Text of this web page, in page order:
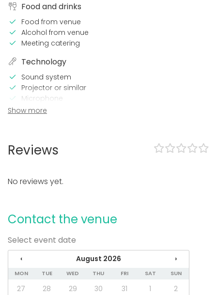
Food and drinks
Food from venue
Alcohol from venue
Meeting catering
Technology
Sound system
Projector or similar
Microphone
Wi-Fi
Wheelchair accessible
Whiteboard / Flip chart
Event types
Party
Spa / Wellness / Sauna
Dinner / Lunch
Show more
Reviews
No reviews yet.
Contact the venue
Select event date
‹ August 2026 ›
MON TUE WED THU FRI SAT SUN
27 28 29 30 31 1
2